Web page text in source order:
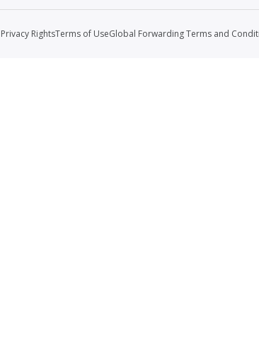
RightsTerms of UseGlobal Forwarding Terms and